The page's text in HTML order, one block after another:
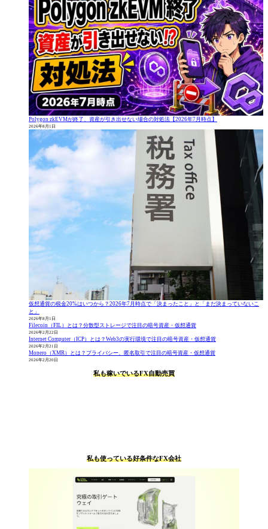
Polygon zkEVMが終了、資産が引き出せない場合の対処法【2026年7月時点】
2026年8月1日
仮想通貨の税金20%はいつから？2026年7月時点で「決まったこと」と「まだ決まっていないこ
と」
2026年8月1日
Filecoin（FIL）とは？分散型ストレージで注目の暗号資産・仮想通貨
2026年2月22日
Internet Computer（ICP）とは？Web3の実行環境で注目の暗号資産・仮想通貨
2026年2月21日
Monero（XMR）とは？プライバシー、匿名取引で注目の暗号資産・仮想通貨
2026年2月20日
私も稼いでいるFX自動売買
私も使っている好条件なFX会社